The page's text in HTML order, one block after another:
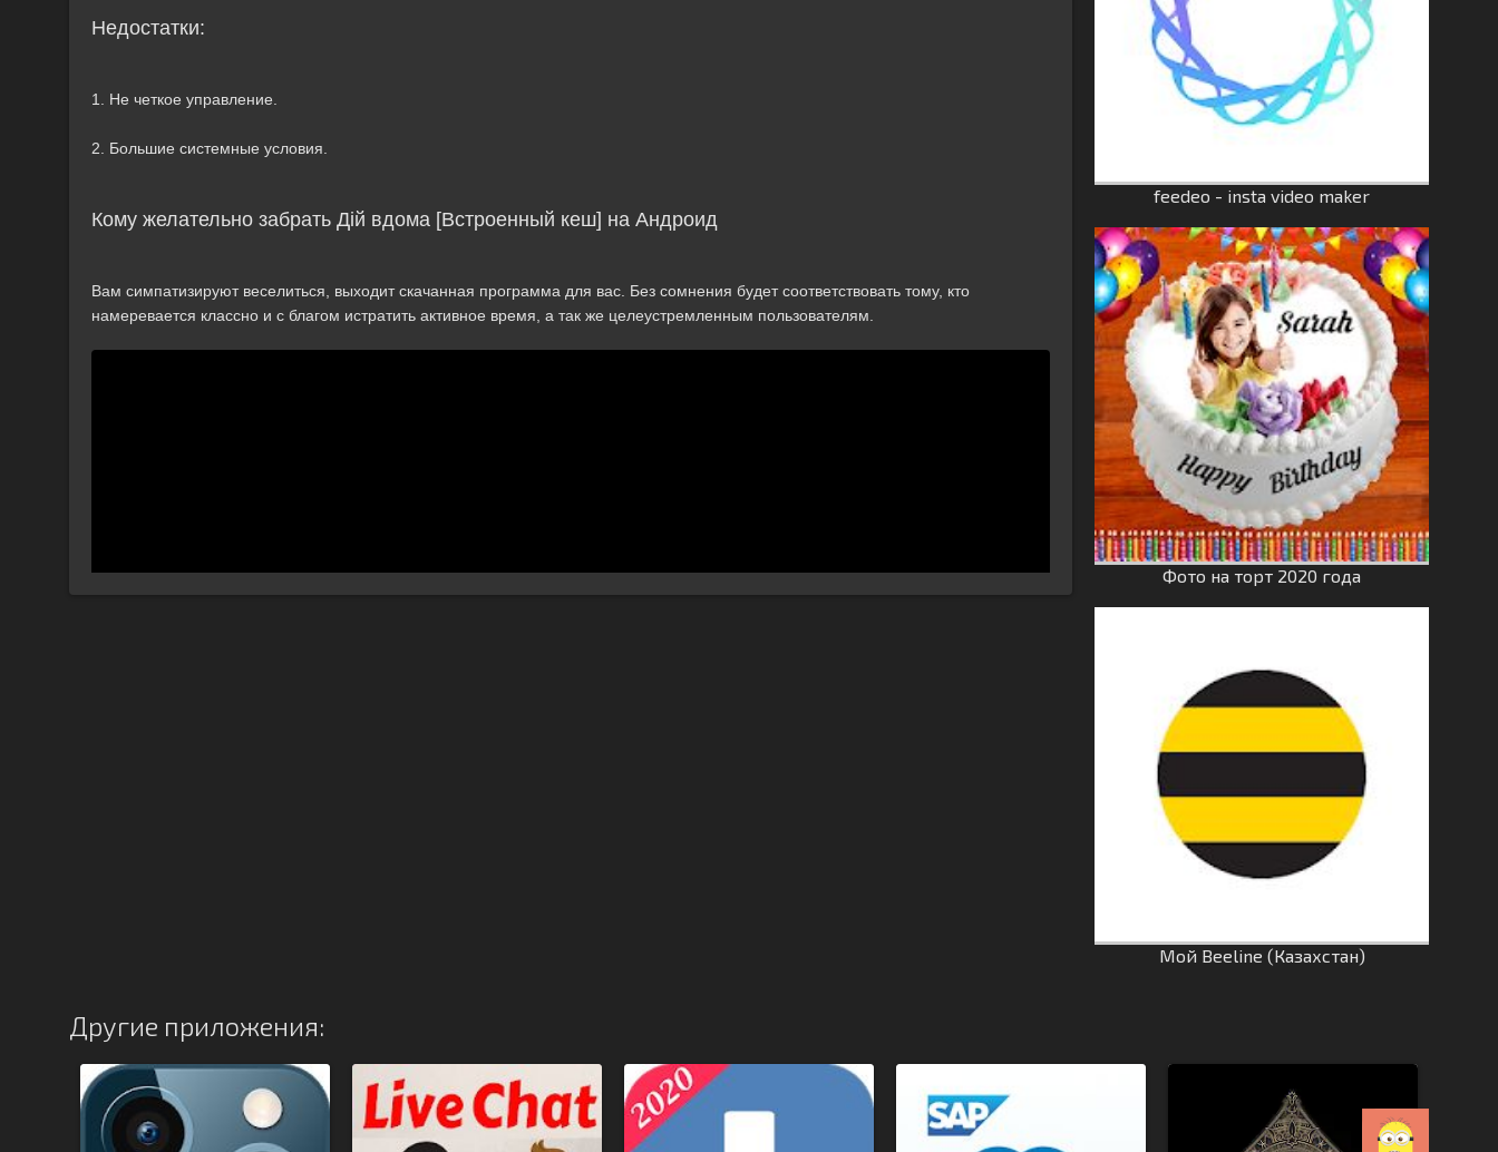
Недостатки:
1. Не четкое управление.
2. Большие системные условия.
Кому желательно забрать Дій вдома [Встроенный кеш] на Андроид
Вам симпатизируют веселиться, выходит скачанная программа для вас. Без сомнения будет соответствовать тому, кто
намеревается классно и с благом истратить активное время, а так же целеустремленным пользователям.
feedeo - insta video maker
Фото на торт 2020 года
Мой Beeline (Казахстан)
Другие приложения: